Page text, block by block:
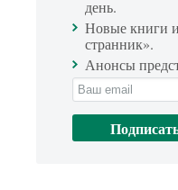
день.
Новые книги
странник».
Анонсы